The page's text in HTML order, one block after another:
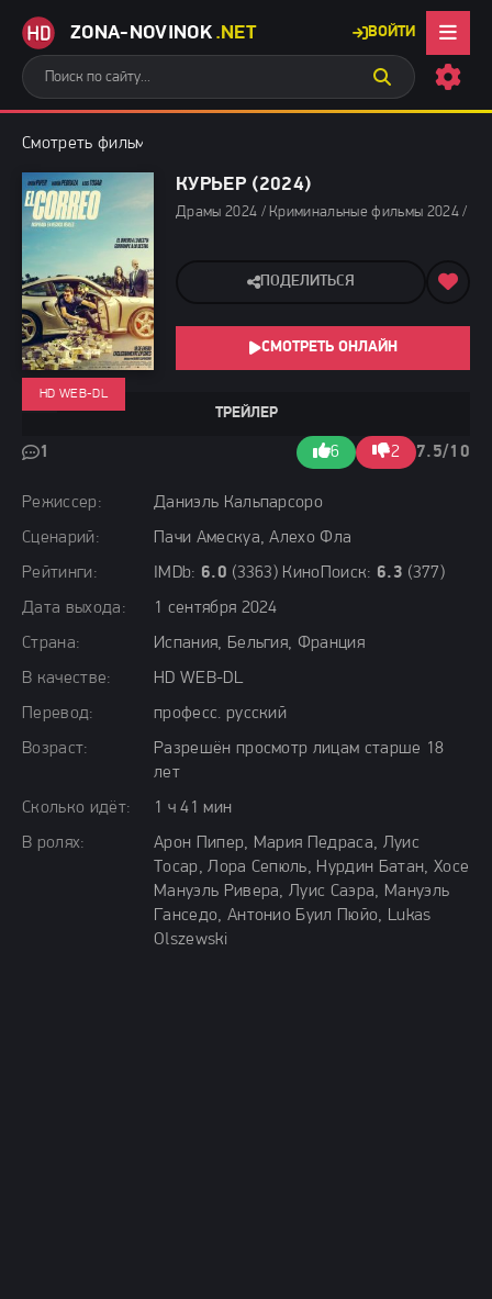
ZONA-NOVINOK .NET ВОЙТИ
Смотреть фильмы бесплатно
КУРЬЕР (2024)
Драмы 2024 / Криминальные фильмы 2024 /
Режиссер:
Даниэль Кальпарсоро
Сценарий:
Пачи Амескуа, Алехо Фла
Рейтинги:
IMDb: 6.0 (3363) КиноПоиск: 6.3 (377)
Дата выхода:
1 сентября 2024
Страна:
Испания, Бельгия, Франция
В качестве:
HD WEB-DL
Перевод:
професс. русский
Возраст:
Разрешён просмотр лицам старше 18
лет
Сколько идёт:
1 ч 41 мин
В ролях:
Арон Пипер, Мария Педраса, Луис
Тосар, Лора Сепюль, Нурдин Батан, Хосе
Мануэль Ривера, Луис Саэра, Мануэль
Ганседо, Антонио Буил Пюйо, Lukas
Olszewski
ТРЕЙЛЕР
1 6 2 7.5/10
HD WEB-DL
ПОДЕЛИТЬСЯ
СМОТРЕТЬ ОНЛАЙН